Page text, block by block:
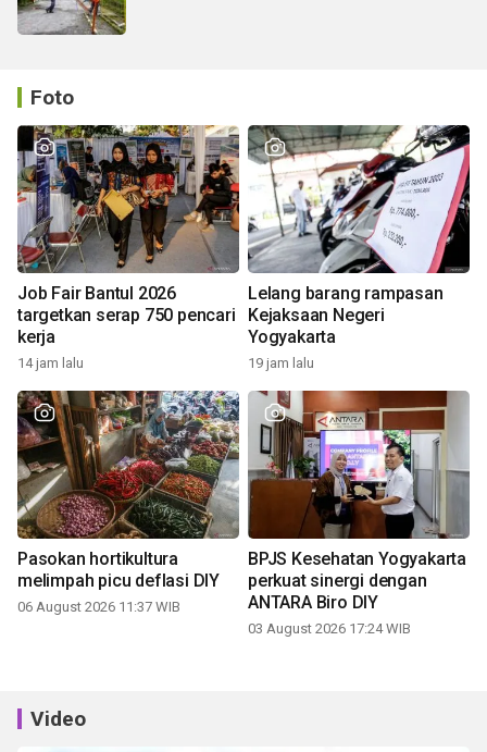
Foto
Job Fair Bantul 2026
targetkan serap 750 pencari
kerja
14 jam lalu
Lelang barang rampasan
Kejaksaan Negeri
Yogyakarta
19 jam lalu
Pasokan hortikultura
melimpah picu deflasi DIY
06 August 2026 11:37 WIB
BPJS Kesehatan Yogyakarta
perkuat sinergi dengan
ANTARA Biro DIY
03 August 2026 17:24 WIB
Video